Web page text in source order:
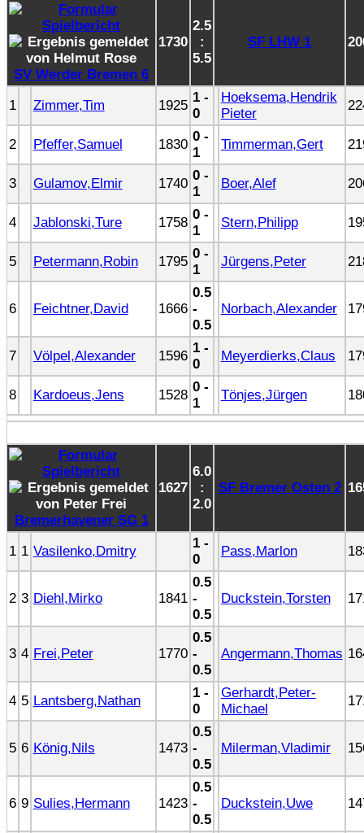
SV Werder Bremen 6
1730
2.5
:
5.5
SF LHW 1
1 Zimmer,Tim 1925
1 -
0
Hoeksema,Hendrik
Pieter
2 Pfeffer,Samuel 1830
0 -
1
Timmerman,Gert
3 Gulamov,Elmir 1740
0 -
1
Boer,Alef
4 Jablonski,Ture 1758
0 -
1
Stern,Philipp
5 Petermann,Robin 1795
0 -
1
Jürgens,Peter
6 Feichtner,David 1666
0.5
-
0.5
Norbach,Alexander
7 Völpel,Alexander 1596
1 -
0
Meyerdierks,Claus
8 Kardoeus,Jens 1528
0 -
1
Tönjes,Jürgen
Bremerhavener SG 1
1627
6.0
:
2.0
SF Bremer Osten 2
1 1 Vasilenko,Dmitry
1 -
0
Pass,Marlon
2 3 Diehl,Mirko 1841
0.5
-
0.5
Duckstein,Torsten
3 4 Frei,Peter 1770
0.5
-
0.5
Angermann,Thomas
4 5 Lantsberg,Nathan
1 -
0
Gerhardt,Peter-
Michael
5 6 König,Nils 1473
0.5
-
0.5
Milerman,Vladimir
6 9 Sulies,Hermann 1423
0.5
-
0.5
Duckstein,Uwe